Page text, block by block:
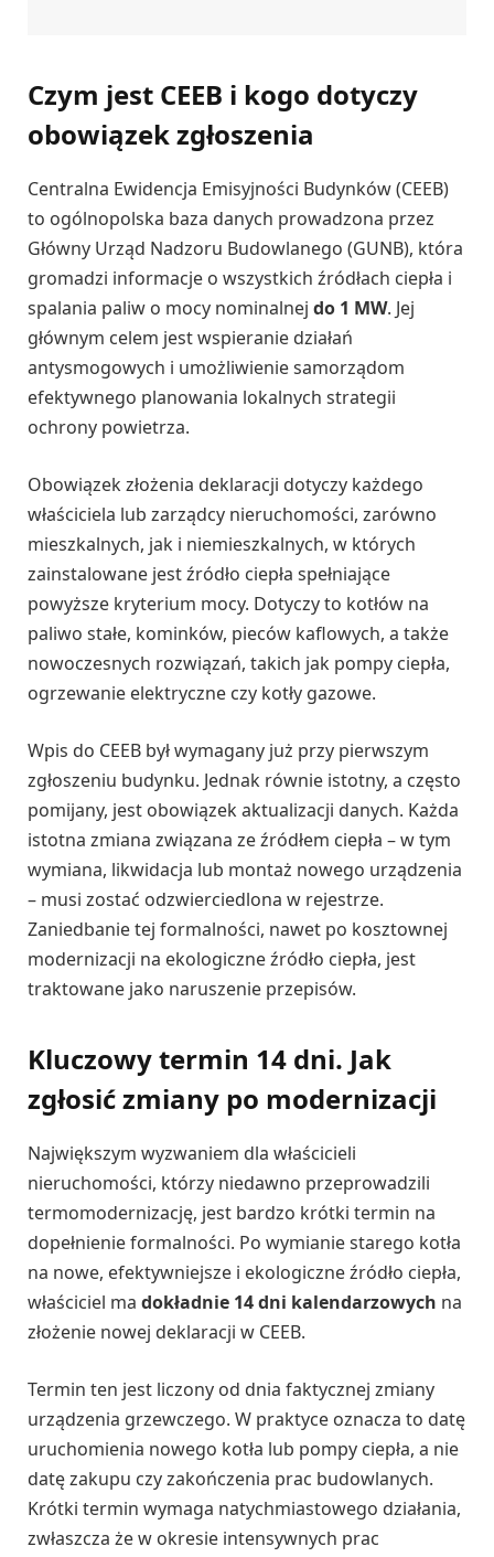
Czym jest CEEB i kogo dotyczy
obowiązek zgłoszenia
Centralna Ewidencja Emisyjności Budynków (CEEB)
to ogólnopolska baza danych prowadzona przez
Główny Urząd Nadzoru Budowlanego (GUNB), która
gromadzi informacje o wszystkich źródłach ciepła i
spalania paliw o mocy nominalnej do 1 MW. Jej
głównym celem jest wspieranie działań
antysmogowych i umożliwienie samorządom
efektywnego planowania lokalnych strategii
ochrony powietrza.
Obowiązek złożenia deklaracji dotyczy każdego
właściciela lub zarządcy nieruchomości, zarówno
mieszkalnych, jak i niemieszkalnych, w których
zainstalowane jest źródło ciepła spełniające
powyższe kryterium mocy. Dotyczy to kotłów na
paliwo stałe, kominków, pieców kaflowych, a także
nowoczesnych rozwiązań, takich jak pompy ciepła,
ogrzewanie elektryczne czy kotły gazowe.
Wpis do CEEB był wymagany już przy pierwszym
zgłoszeniu budynku. Jednak równie istotny, a często
pomijany, jest obowiązek aktualizacji danych. Każda
istotna zmiana związana ze źródłem ciepła – w tym
wymiana, likwidacja lub montaż nowego urządzenia
– musi zostać odzwierciedlona w rejestrze.
Zaniedbanie tej formalności, nawet po kosztownej
modernizacji na ekologiczne źródło ciepła, jest
traktowane jako naruszenie przepisów.
Kluczowy termin 14 dni. Jak
zgłosić zmiany po modernizacji
Największym wyzwaniem dla właścicieli
nieruchomości, którzy niedawno przeprowadzili
termomodernizację, jest bardzo krótki termin na
dopełnienie formalności. Po wymianie starego kotła
na nowe, efektywniejsze i ekologiczne źródło ciepła,
właściciel ma dokładnie 14 dni kalendarzowych na
złożenie nowej deklaracji w CEEB.
Termin ten jest liczony od dnia faktycznej zmiany
urządzenia grzewczego. W praktyce oznacza to datę
uruchomienia nowego kotła lub pompy ciepła, a nie
datę zakupu czy zakończenia prac budowlanych.
Krótki termin wymaga natychmiastowego działania,
zwłaszcza że w okresie intensywnych prac